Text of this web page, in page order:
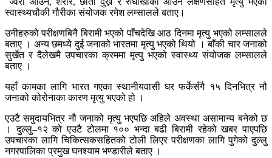
स्वास्थ्यचौकी गौरीका संयोजक रमेश लम्सालले बताए।
उनीहरुको परीक्षणबिनै बिरामी भएको पाँचदेखि आठ दिनमा मृत्यु भएको लम्सालले
बताए । अन्य छमध्ये दुई जनाको भारतमा मृत्यु भएको थियो । बाँकी चार जनाको
सुर्खेत र दैलेखमै उपचारका क्रममा मृत्यु भएको स्वास्थ्य संयोजक लम्सालले
बताए ।
यहाँ कामका लागि भारत गएका स्थानीयवासी घर फर्केसँगै १५ दिनभित्र नौ
जनाको कोरोनाका कारण मृत्यु भएको हो ।
एउटै समुदायभित्र नौ जनाको मृत्यु भएपछि अहिले अवस्था असामान्य बनेको छ
। दुल्लु–१२ को एउटै टोलमा १०० भन्दा बढी बिरामी रहेको खबर पाएपछि
उपचारका लागि चिकित्सकसहितको टोली लिएर परीक्षणका लागि पुगेको दुल्लु
नगरपालिका प्रमुख घनश्याम भण्डारीले बताए ।